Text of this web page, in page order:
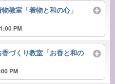
教室「着物と和の心」
PM
づくり教室「お香と和の
PM